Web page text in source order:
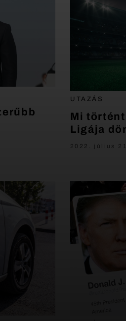
UTAZÁS
Mi
Ligája
2022. július